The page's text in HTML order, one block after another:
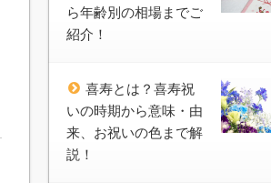
ら年齢別の相場までご
紹介！
喜寿とは？喜寿祝
いの時期から意味・由
来、お祝いの色まで解
説！